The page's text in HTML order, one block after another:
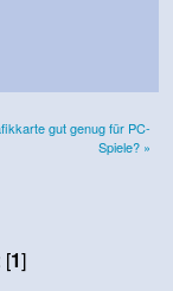
gut genug für PC-
Spiele? »
[1]